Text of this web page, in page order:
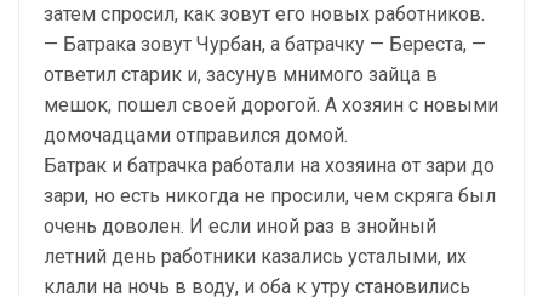
затем спросил, как зовут его новых работников.
— Батрака зовут Чурбан, а батрачку — Береста, —
ответил старик и, засунув мнимого зайца в
мешок, пошел своей дорогой. А хозяин с новыми
домочадцами отправился домой.
Батрак и батрачка работали на хозяина от зари до
зари, но есть никогда не просили, чем скряга был
очень доволен. И если иной раз в знойный
летний день работники казались усталыми, их
клали на ночь в воду, и оба к утру становились